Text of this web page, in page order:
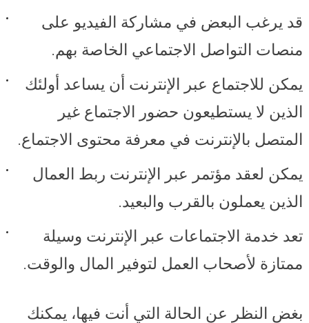
قد يرغب البعض في مشاركة الفيديو على
منصات التواصل الاجتماعي الخاصة بهم.
يمكن للاجتماع عبر الإنترنت أن يساعد أولئك
الذين لا يستطيعون حضور الاجتماع غير
المتصل بالإنترنت في معرفة محتوى الاجتماع.
يمكن لعقد مؤتمر عبر الإنترنت ربط العمال
الذين يعملون بالقرب والبعيد.
تعد خدمة الاجتماعات عبر الإنترنت وسيلة
ممتازة لأصحاب العمل لتوفير المال والوقت.
بغض النظر عن الحالة التي أنت فيها، يمكنك